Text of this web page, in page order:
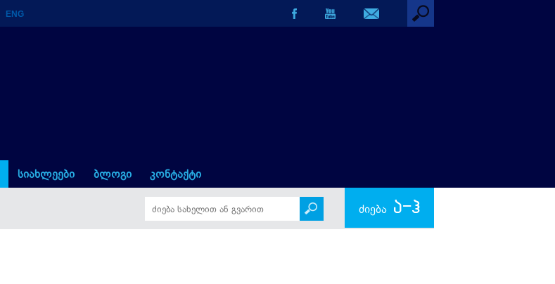
ENG
სიახლეები ბლოგი კონტაქტი
ძიება ა-ჰ